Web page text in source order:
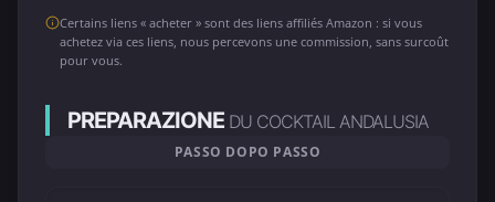
Certains liens « acheter » sont des liens affiliés Amazon : si vous
achetez via ces liens, nous percevons une commission, sans surcoût
pour vous.
PREPARAZIONE DU COCKTAIL ANDALUSIA
PASSO DOPO PASSO